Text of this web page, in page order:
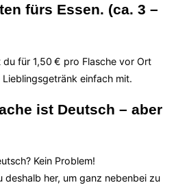
fürs Essen. (ca. 3 –
für 1,50 € pro Flasche vor Ort
einfach mit.
ist Deutsch – aber
Kein Problem!
deshalb her, um ganz nebenbei zu